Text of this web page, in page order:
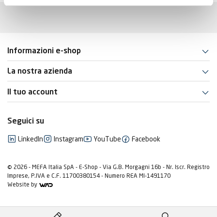
Informazioni e-shop
La nostra azienda
Il tuo account
Seguici su
LinkedIn Instagram YouTube Facebook
© 2026 - MEFA Italia SpA - E-Shop - Via G.B. Morgagni 16b - Nr. Iscr. Registro
Imprese, P.IVA e C.F. 11700380154 - Numero REA MI-1491170
Website by